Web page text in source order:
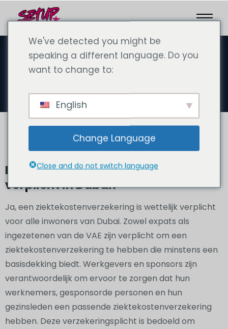
Ziektekostenverzekering
Is een ziektekostenverzekering
verplicht in Dubai?
Ja, een ziektekostenverzekering is wettelijk verplicht
voor alle inwoners van Dubai. Zowel expats als
ingezetenen van de VAE zijn verplicht om een
ziektekostenverzekering te hebben die minstens een
basisdekking biedt. Werkgevers en sponsors zijn
verantwoordelijk om ervoor te zorgen dat hun
werknemers, gesponsorde personen en hun
gezinsleden een passende ziektekostenverzekering
hebben. Deze verzekeringsplicht is bedoeld om
We've detected you might be
speaking a different language. Do you
want to change to:
English
Change Language
Close and do not switch language